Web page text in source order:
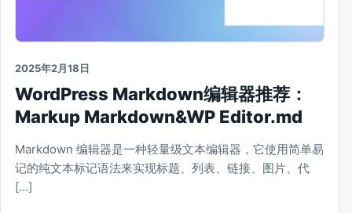
2025年2月18日
WordPress Markdown编辑器推荐：
Markup Markdown&WP Editor.md
Markdown 编辑器是一种轻量级文本编辑器，它使用简单易
记的纯文本标记语法来实现标题、列表、链接、图片、代
[…]